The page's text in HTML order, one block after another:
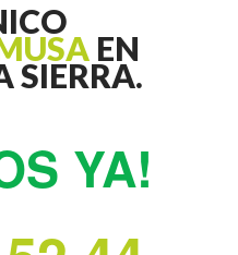
EN
SIERRA.
YA!